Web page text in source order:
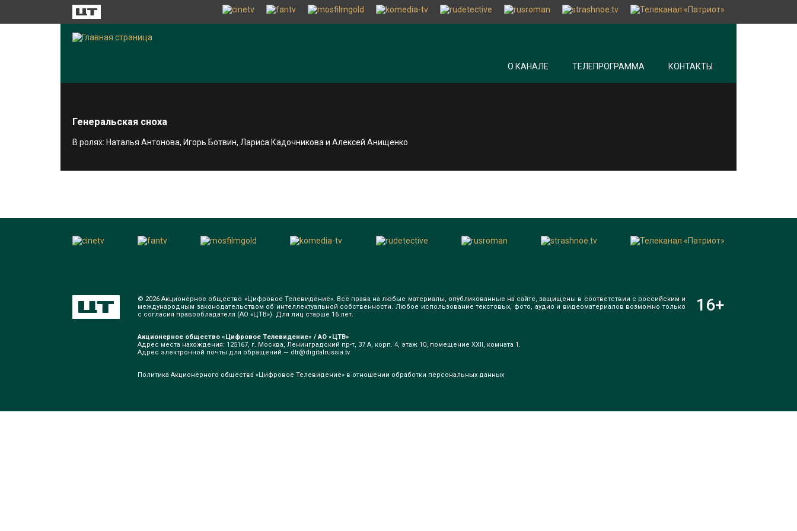
О КАНАЛЕ ТЕЛЕПРОГРАММА КОНТАКТЫ
Генеральская сноха
В ролях: Наталья Антонова, Игорь Ботвин, Лариса Кадочникова и Алексей Анищенко
© 2026 Акционерное общество «Цифровое Телевидение». Все права на любые материалы, опубликованные на сайте, защищены в соответствии с российским и
международным законодательством об интеллектуальной собственности. Любое использование текстовых, фото, аудио и видеоматериалов возможно только
с согласия правообладателя (АО «ЦТВ»). Для лиц старше 16 лет.
Акционерное общество «Цифровое Телевидение» / АО «ЦТВ»
Адрес места нахождения: 125167, г. Москва, Ленинградский пр-т, 37 А, корп. 4, этаж 10, помещение XXII, комната 1.
Адрес электронной почты для обращений — dtr@digitalrussia.tv
Политика Акционерного общества «Цифровое Телевидение» в отношении обработки персональных данных
16+